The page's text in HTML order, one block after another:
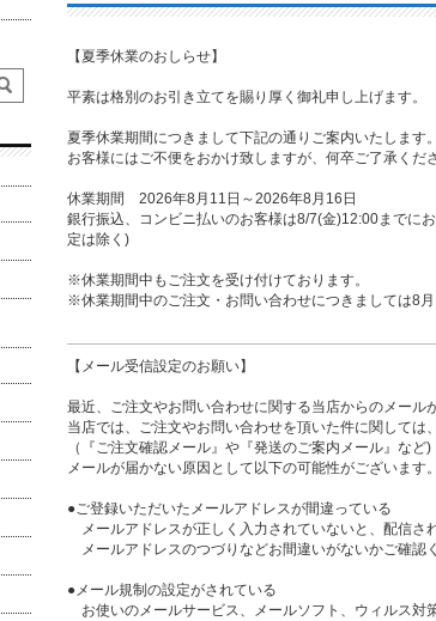
【夏季休業のおしらせ】
平素は格別のお引き立てを賜り厚く御礼申し上げます。
夏季休業期間につきまして下記の通りご案内いたします。
お客様にはご不便をおかけ致しますが、何卒ご了承くだ
休業期間 2026年8月11日～2026年8月16日
銀行振込、コンビニ払いのお客様は8/7(金)12:00までに
定は除く)
※休業期間中もご注文を受け付けております。
※休業期間中のご注文・お問い合わせにつきましては8
【メール受信設定のお願い】
最近、ご注文やお問い合わせに関する当店からのメール
当店では、ご注文やお問い合わせを頂いた件に関しては
（『ご注文確認メール』や『発送のご案内メール』など)
メールが届かない原因として以下の可能性がございます。
●ご登録いただいたメールアドレスが間違っている
メールアドレスが正しく入力されていないと、配信さ
メールアドレスのつづりなどお間違いがないかご確認
●メール規制の設定がされている
お使いのメールサービス、メールソフト、ウィルス対